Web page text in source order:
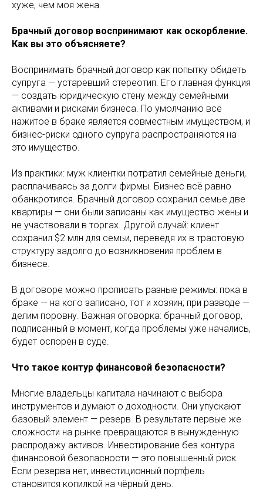
хуже, чем моя жена.
Брачный договор воспринимают как оскорбление.
Как вы это объясняете?
Воспринимать брачный договор как попытку обидеть
супруга — устаревший стереотип. Его главная функция
— создать юридическую стену между семейными
активами и рисками бизнеса. По умолчанию всё
нажитое в браке является совместным имуществом, и
бизнес-риски одного супруга распространяются на
это имущество.
Из практики: муж клиентки потратил семейные деньги,
расплачиваясь за долги фирмы. Бизнес всё равно
обанкротился. Брачный договор сохранил семье две
квартиры — они были записаны как имущество жены и
не участвовали в торгах. Другой случай: клиент
сохранил $2 млн для семьи, переведя их в трастовую
структуру задолго до возникновения проблем в
бизнесе.
В договоре можно прописать разные режимы: пока в
браке — на кого записано, тот и хозяин; при разводе —
делим поровну. Важная оговорка: брачный договор,
подписанный в момент, когда проблемы уже начались,
будет оспорен в суде.
Что такое контур финансовой безопасности?
Многие владельцы капитала начинают с выбора
инструментов и думают о доходности. Они упускают
базовый элемент — резерв. В результате первые же
сложности на рынке превращаются в вынужденную
распродажу активов. Инвестирование без контура
финансовой безопасности — это повышенный риск.
Если резерва нет, инвестиционный портфель
становится копилкой на чёрный день.